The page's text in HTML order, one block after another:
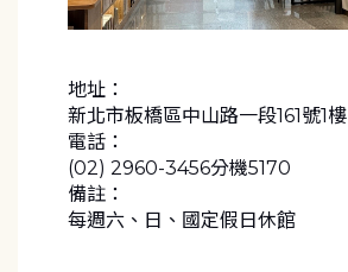
地址：
新北市板橋區中山路一段161號1樓
電話：
(02) 2960-3456分機5170
備註：
每週六、日、國定假日休館